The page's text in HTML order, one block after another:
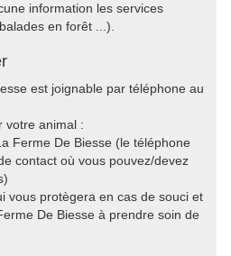
information les services
en forêt ...).
est joignable par téléphone au
votre animal :
Ferme De Biesse (le téléphone
contact où vous pouvez/devez
vous protègera en cas de souci et
De Biesse à prendre soin de